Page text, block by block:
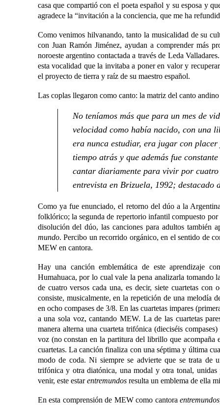
casa que compartió con el poeta español y su esposa y
agradece la “invitación a la conciencia, que me ha
Como venimos hilvanando, tanto la musicalidad de su
con Juan Ramón Jiménez, ayudan a comprender más
noroeste argentino contactada a través de Leda
esta vocalidad que la invitaba a poner en valor y
el proyecto de tierra y raíz de su maestro español.
Las coplas llegaron como canto: la matriz del canto
No teníamos más que para un mes de
velocidad como había nacido, con una
era nunca estudiar, era jugar con
tiempo atrás y que además fue
cantar diariamente para vivir por
entrevista en Brizuela, 1992; destacado
Como ya fue enunciado, el retorno del dúo a la
folklórico; la segunda de repertorio infantil compuesto
disolución del dúo, las canciones para adultos también
mundo. Percibo un recorrido orgánico, en el sentido de
MEW en cantora.
Hay una canción emblemática de este aprendizaje
Humahuaca, por lo cual vale la pena analizarla tomando
de cuatro versos cada una, es decir, siete cuartetas con
consiste, musicalmente, en la repetición de una melodía
en ocho compases de 3/8. En las cuartetas impares
a una sola voz, cantando MEW. La de las cuartetas
manera alterna una cuarteta trifónica (dieciséis
voz (no constan en la partitura del librillo que acompaña
cuartetas. La canción finaliza con una séptima y última
modo de coda. Ni siempre se advierte que se trata de
trifónica y otra diatónica, una modal y otra tonal,
venir, este estarentremundos resulta un emblema de ella
En esta comprensión de MEW como cantoraentremundos